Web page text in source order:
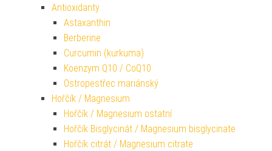
Antioxidanty
Astaxanthin
Berberine
Curcumin (kurkuma)
Koenzym Q10 / CoQ10
Ostropestřec mariánský
Hořčík / Magnesium
Hořčík / Magnesium ostatní
Hořčík Bisglycinát / Magnesium bisglycinate
Hořčík citrát / Magnesium citrate